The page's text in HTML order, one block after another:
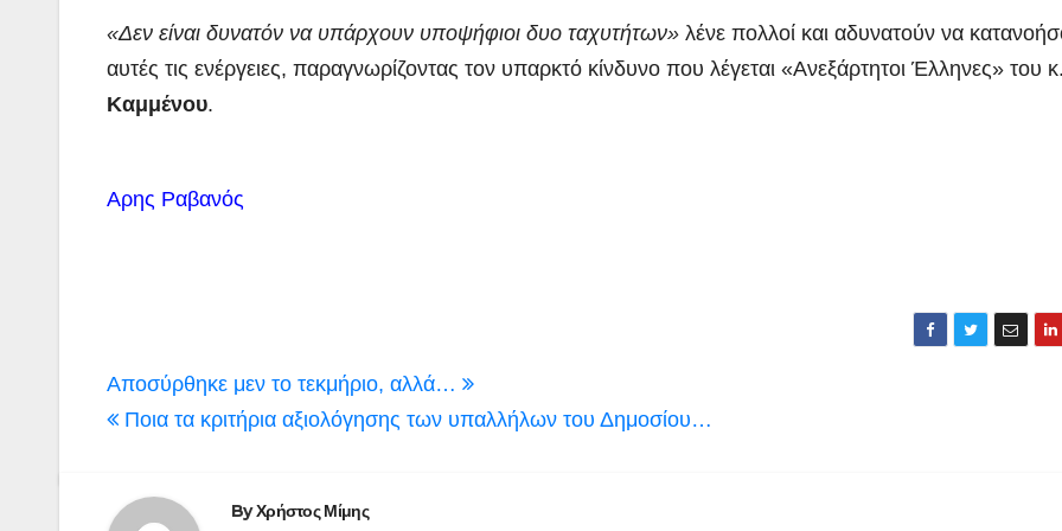
«Δεν είναι δυνατόν να υπάρχουν υποψήφιοι δυο ταχυτήτων» λένε πολλοί και αδυνατούν να
αυτές τις ενέργειες, παραγνωρίζοντας τον υπαρκτό κίνδυνο που λέγεται «Ανεξάρτητοι Έλληνες» του κ.
Καμμένου.
Αρης Ραβανός
Πλοήγηση
άρθρων
Αποσύρθηκε μεν το τεκμήριο, αλλά…
Ποια τα κριτήρια αξιολόγησης των υπαλλήλων του Δημοσίου…
ByΧρήστος Μίμης